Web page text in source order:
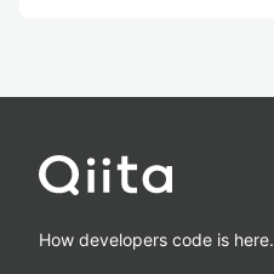
How developers code is here.